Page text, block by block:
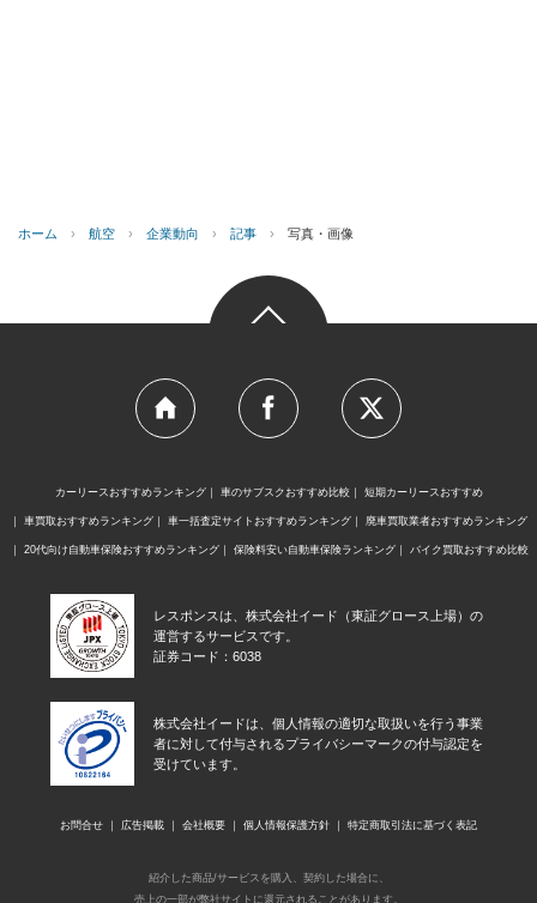
ホーム › 航空 › 企業動向 › 記事 › 写真・画像
カーリースおすすめランキング 車のサブスクおすすめ比較 短期カーリースおすすめ
車買取おすすめランキング 車一括査定サイトおすすめランキング 廃車買取業者おすすめランキング
20代向け自動車保険おすすめランキング 保険料安い自動車保険ランキング バイク買取おすすめ比較
レスポンスは、株式会社イード（東証グロース上場）の
運営するサービスです。
証券コード：6038
株式会社イードは、個人情報の適切な取扱いを行う事業
者に対して付与されるプライバシーマークの付与認定を
受けています。
お問合せ 広告掲載 会社概要 個人情報保護方針 特定商取引法に基づく表記
紹介した商品/サービスを購入、契約した場合に、
売上の一部が弊社サイトに還元されることがあります。